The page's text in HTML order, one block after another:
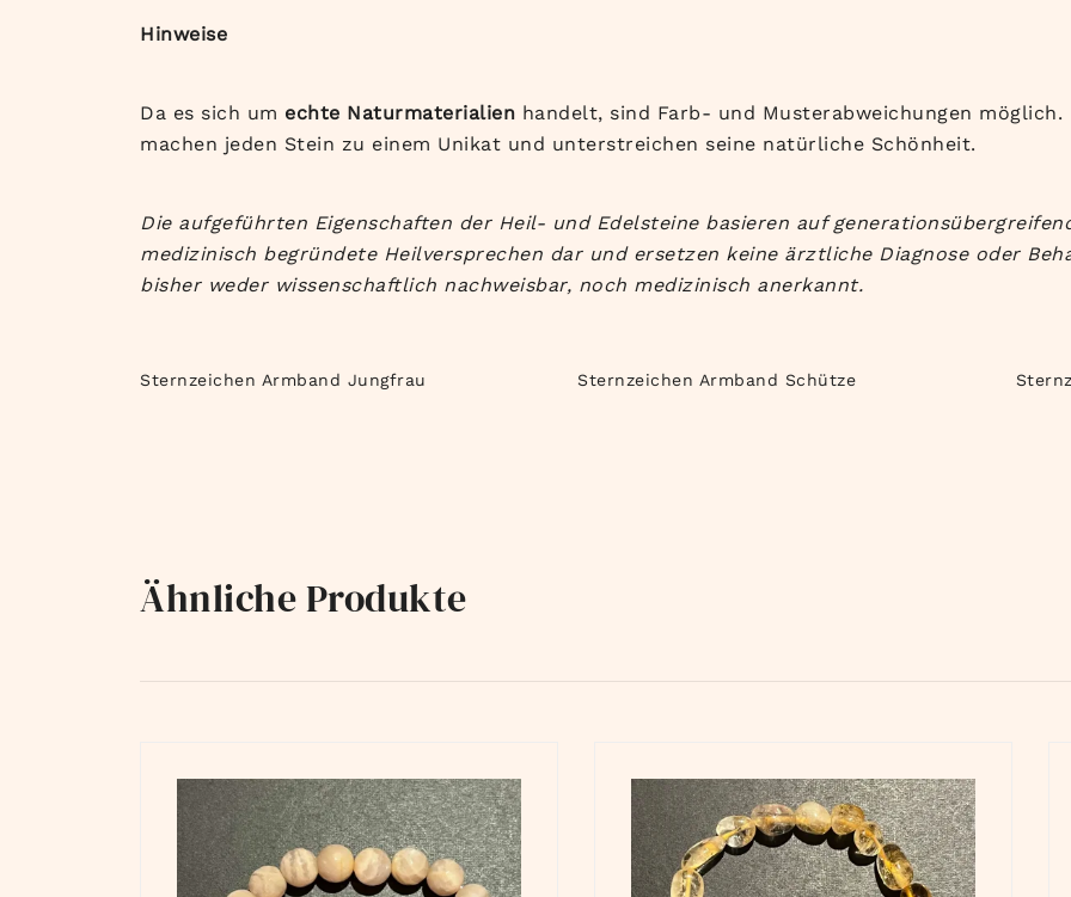
Hinweise
Da es sich um echte Naturmaterialien handelt, sind Farb- und Musterabweichungen
machen jeden Stein zu einem Unikat und unterstreichen seine natürliche Schönheit.
Die aufgeführten Eigenschaften der Heil- und Edelsteine basieren auf
medizinisch begründete Heilversprechen dar und ersetzen keine ärztliche Diagnose oder
bisher weder wissenschaftlich nachweisbar, noch medizinisch anerkannt.
Sternzeichen Armband Jungfrau Sternzeichen Armband Schütze
Ähnliche Produkte